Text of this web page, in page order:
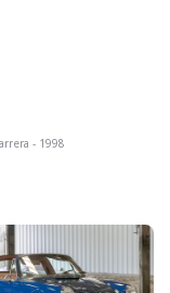
- 1998
- 1998
kaufen